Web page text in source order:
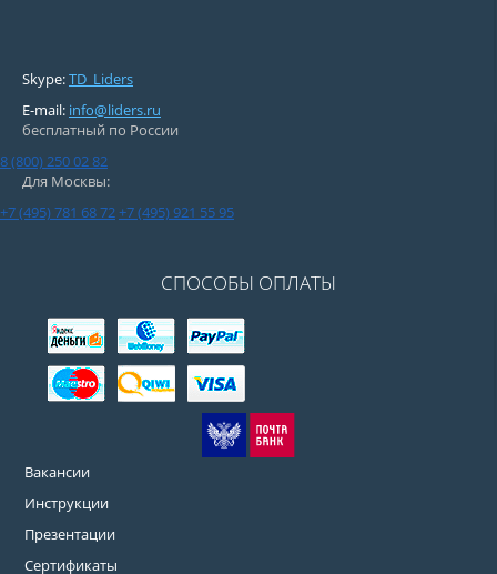
Skype:TD_Liders
E-mail: info@liders.ru
бесплатный по России
8 (800) 250 02 82
Для Москвы:
+7 (495) 781 68 72+7 (495) 921 55 95
СПОСОБЫ ОПЛАТЫ
Вакансии
Инструкции
Презентации
Сертификаты